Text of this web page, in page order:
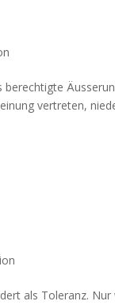
vertreten,
als Tol­er­anz.